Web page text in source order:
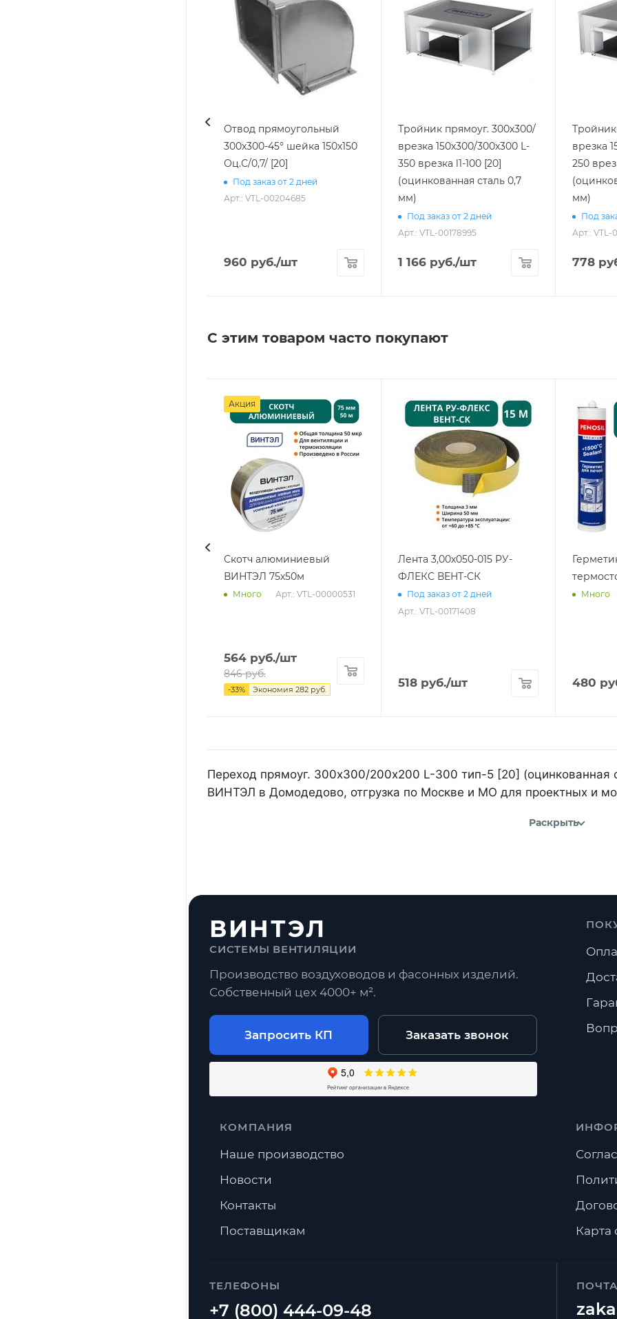
Отвод прямоугольный
300х300-45° шейка 150х150
Оц.С/0,7/ [20]
Под заказ от 2 дней
Арт.: VTL-00204685
960 руб./шт
Тройник прямоуг. 300х300/
врезка 150х300/300х300 L-
350 врезка l1-100 [20]
(оцинкованная сталь 0,7
мм)
Под заказ от 2 дней
Арт.: VTL-00178995
1 166 руб./шт
Тройник
врезка
250 врезка l1-50 [20]
мм)
Под
Арт.: VTL-
778
С этим товаром часто покупают
Акция
Скотч алюминиевый
ВИНТЭЛ 75х50м
Много Арт.: VTL-00000531
564 руб./шт
846руб.
-33% Экономия 282 руб.
Лента 3,00х050-015 РУ-
ФЛЕКС ВЕНТ-СК
Под заказ от 2 дней
Арт.: VTL-00171408
518 руб./шт
Много
480
Переход прямоуг. 300х300/200х200 L-300 тип-5 [20]
ВИНТЭЛ в Домодедово, отгрузка по Москве и МО для проектных и
Раскрыть
ВИНТЭЛ
СИСТЕМЫ ВЕНТИЛЯЦИИ
Производство воздуховодов и фасонных изделий.
Собственный цех 4000+ м².
Запросить КП Заказать звонок
ТЕЛЕФОНЫ
КОМПАНИЯ
Наше производство
Новости
Контакты
Поставщикам
Карта